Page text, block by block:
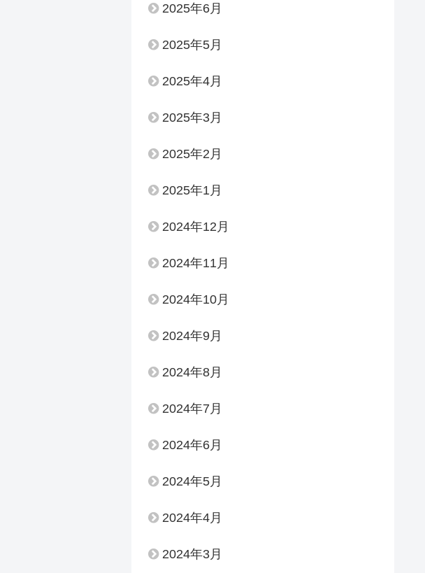
2025年6月
2025年5月
2025年4月
2025年3月
2025年2月
2025年1月
2024年12月
2024年11月
2024年10月
2024年9月
2024年8月
2024年7月
2024年6月
2024年5月
2024年4月
2024年3月